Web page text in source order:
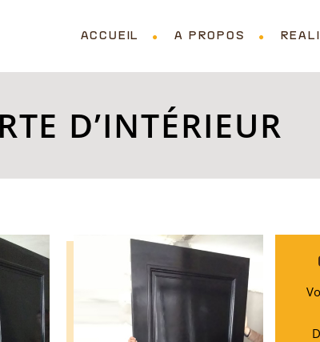
ACCUEIL A PROPOS
D’INTÉRIEUR